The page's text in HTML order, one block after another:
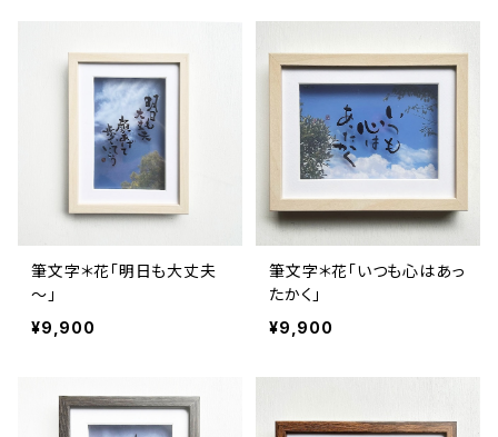
筆文字＊花「明日も大丈夫
～」
¥9,900
筆文字＊花「いつも心はあっ
たかく」
¥9,900